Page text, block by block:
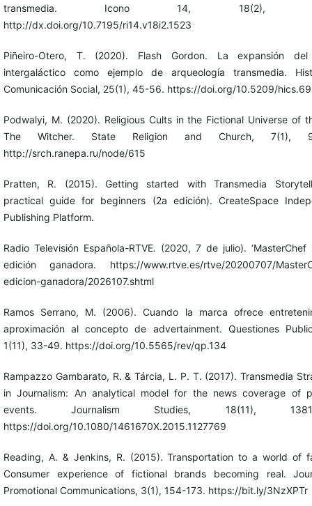
transmedia. Icono 14, 18(2),
http://dx.doi.org/10.7195/ri14.v18i2.1523
Piñeiro-Otero, T. (2020). Flash Gordon. La expansión del
intergaláctico como ejemplo de arqueología transmedia.
Comunicación Social, 25(1), 45-56. https://doi.org/10.5209/
Podwalyi, M. (2020). Religious Cults in the Fictional Universe of
The Witcher. State Religion and Church, 7(1),
http://srch.ranepa.ru/node/615
Pratten, R. (2015). Getting started with Transmedia
practical guide for beginners (2a edición). CreateSpace
Publishing Platform.
Radio Televisión Española-RTVE. (2020, 7 de julio). ‘MasterChef
edición ganadora. https://www.rtve.es/rtve/20200707/
edicion-ganadora/2026107.shtml
Ramos Serrano, M. (2006). Cuando la marca ofrece
aproximación al concepto de advertainment. Questiones
1(11), 33-49. https://doi.org/10.5565/rev/qp.134
Rampazzo Gambarato, R. & Tárcia, L. P. T. (2017). Transmedia
in Journalism: An analytical model for the news coverage of
events. Journalism Studies, 18(11), 1381-
https://doi.org/10.1080/1461670X.2015.1127769
Reading, A. & Jenkins, R. (2015). Transportation to a world of
Consumer experience of fictional brands becoming real.
Promotional Communications, 3(1), 154-173. https://bit.ly/3NzXPTr